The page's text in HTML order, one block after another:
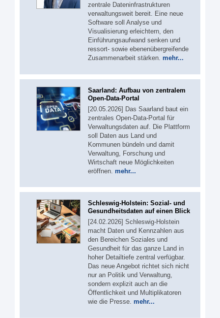
zentrale Dateninfrastrukturen
verwaltungsweit bereit. Eine neue
Software soll Analyse und
Visualisierung erleichtern, den
Einführungsaufwand senken und
ressort- sowie ebenenübergreifende
Zusammenarbeit stärken. mehr...
Saarland: Aufbau von zentralem
Open-Data-Portal
[20.05.2026] Das Saarland baut ein
zentrales Open-Data-Portal für
Verwaltungsdaten auf. Die Plattform
soll Daten aus Land und
Kommunen bündeln und damit
Verwaltung, Forschung und
Wirtschaft neue Möglichkeiten
eröffnen. mehr...
Schleswig-Holstein: Sozial- und
Gesundheitsdaten auf einen Blick
[24.02.2026] Schleswig-Holstein
macht Daten und Kennzahlen aus
den Bereichen Soziales und
Gesundheit für das ganze Land in
hoher Detailtiefe zentral verfügbar.
Das neue Angebot richtet sich nicht
nur an Politik und Verwaltung,
sondern explizit auch an die
Öffentlichkeit und Multiplikatoren
wie die Presse. mehr...